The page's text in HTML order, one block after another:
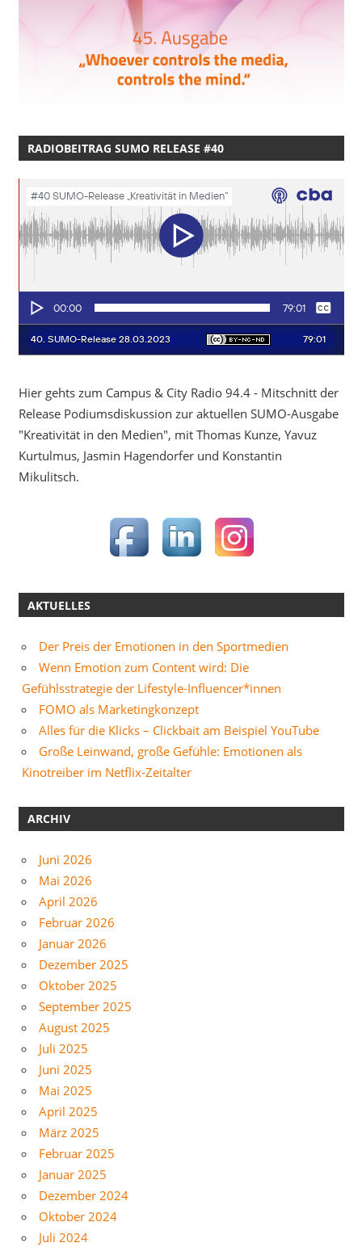
RADIOBEITRAG SUMO RELEASE #40
Hier gehts zum Campus & City Radio 94.4 - Mitschnitt der
Release Podiumsdiskussion zur aktuellen SUMO-Ausgabe
"Kreativität in den Medien", mit Thomas Kunze, Yavuz
Kurtulmus, Jasmin Hagendorfer und Konstantin
Mikulitsch.
AKTUELLES
Der Preis der Emotionen in den Sportmedien
Wenn Emotion zum Content wird: Die
Gefühlsstrategie der Lifestyle-Influencer*innen
FOMO als Marketingkonzept
Alles für die Klicks – Clickbait am Beispiel YouTube
Große Leinwand, große Gefühle: Emotionen als
Kinotreiber im Netflix-Zeitalter
ARCHIV
Juni 2026
Mai 2026
April 2026
Februar 2026
Januar 2026
Dezember 2025
Oktober 2025
September 2025
August 2025
Juli 2025
Juni 2025
Mai 2025
April 2025
März 2025
Februar 2025
Januar 2025
Dezember 2024
Oktober 2024
Juli 2024